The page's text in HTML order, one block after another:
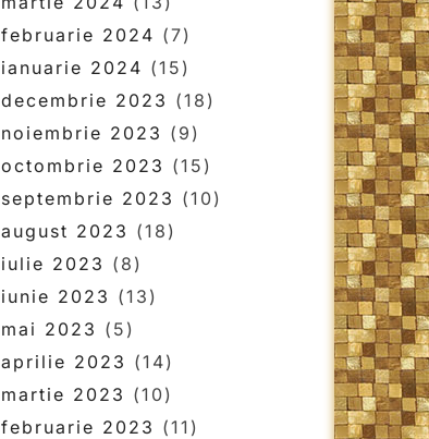
februarie 2024 (7)
ianuarie 2024 (15)
decembrie 2023 (18)
noiembrie 2023 (9)
octombrie 2023 (15)
septembrie 2023 (10)
august 2023 (18)
iulie 2023 (8)
iunie 2023 (13)
mai 2023 (5)
aprilie 2023 (14)
martie 2023 (10)
februarie 2023 (11)